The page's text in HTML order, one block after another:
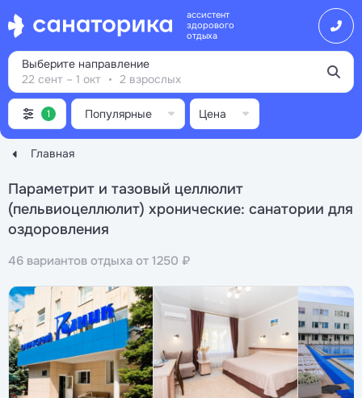
ассистент
здорового
отдыха
Главная
Выберите направление
22 сент – 1 окт
2 взрослых
Параметрит и тазовый целлюлит
(пельвиоцеллюлит) хронические: санатории для
оздоровления
46 вариантов отдыха от 1250 ₽
1 Популярные Цена